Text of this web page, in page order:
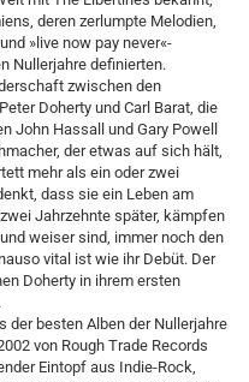
deren zerlumpte Melodien,
»live now pay never«-
Nullerjahre definierten.
zwischen den
Doherty und Carl Barat, die
John Hassall und Gary Powell
der etwas auf sich hält,
mehr als ein oder zwei
dass sie ein Leben am
Jahrzehnte später, kämpfen
weiser sind, immer noch den
vital ist wie ihr Debüt. Der
Doherty in ihrem ersten
der besten Alben der Nullerjahre
von Rough Trade Records
Eintopf aus Indie-Rock,